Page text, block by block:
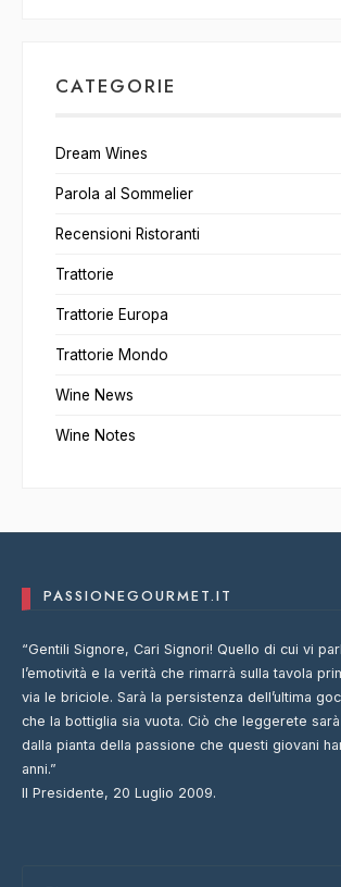
CATEGORIE
Dream Wines
Parola al Sommelier
Recensioni Ristoranti
Trattorie
Trattorie Europa
Trattorie Mondo
Wine News
Wine Notes
PASSIONEGOURMET.IT
“Gentili Signore, Cari Signori! Quello di cui vi
l’emotività e la verità che rimarrà sulla tavola
via le briciole. Sarà la persistenza dell’ultima
che la bottiglia sia vuota. Ciò che leggerete
dalla pianta della passione che questi giovani
anni.”
Il Presidente, 20 Luglio 2009.